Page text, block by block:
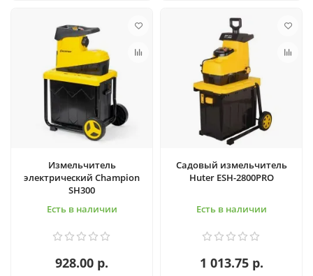
Измельчитель
электрический Champion
SH300
Есть в наличии
928.00 р.
Садовый измельчитель
Huter ESH-2800PRO
Есть в наличии
1 013.75 р.